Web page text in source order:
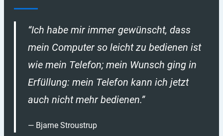
“Ich habe mir immer gewünscht, dass
mein Computer so leicht zu bedienen ist
wie mein Telefon; mein Wunsch ging in
Erfüllung: mein Telefon kann ich jetzt
auch nicht mehr bedienen.”
Bjarne Stroustrup